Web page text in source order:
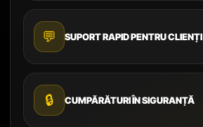
💬 SUPORT RAPID PENTRU CLIENȚI
🔒 CUMPĂRĂTURI ÎN SIGURANȚĂ